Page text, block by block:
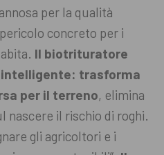
per la qualità
concreto per i
Il biotrituratore
trasforma
per il terreno, elimina
nascere il rischio di roghi.
gli agricoltori e i